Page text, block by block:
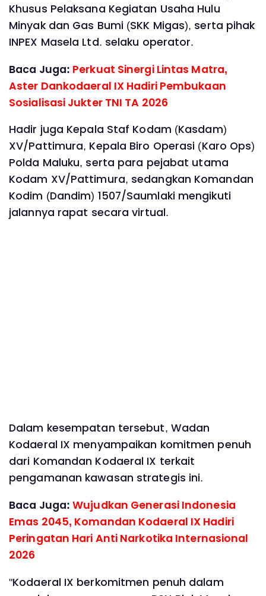
Khusus Pelaksana Kegiatan Usaha Hulu
Minyak dan Gas Bumi (SKK Migas), serta pihak
INPEX Masela Ltd. selaku operator.
Baca Juga: Perkuat Sinergi Lintas Matra,
Aster Dankodaeral IX Hadiri Pembukaan
Sosialisasi Jukter TNI TA 2026
Hadir juga Kepala Staf Kodam (Kasdam)
XV/Pattimura, Kepala Biro Operasi (Karo Ops)
Polda Maluku, serta para pejabat utama
Kodam XV/Pattimura, sedangkan Komandan
Kodim (Dandim) 1507/Saumlaki mengikuti
jalannya rapat secara virtual.
Dalam kesempatan tersebut, Wadan
Kodaeral IX menyampaikan komitmen penuh
dari Komandan Kodaeral IX terkait
pengamanan kawasan strategis ini.
Baca Juga:Wujudkan Generasi Indonesia
Emas 2045, Komandan Kodaeral IX Hadiri
Peringatan Hari Anti Narkotika Internasional
2026
"Kodaeral IX berkomitmen penuh dalam